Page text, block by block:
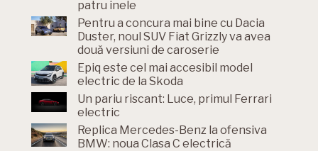
patru inele
Pentru a concura mai bine cu Dacia
Duster, noul SUV Fiat Grizzly va avea
două versiuni de caroserie
Epiq este cel mai accesibil model
electric de la Skoda
Un pariu riscant: Luce, primul Ferrari
electric
Replica Mercedes-Benz la ofensiva
BMW: noua Clasa C electrică